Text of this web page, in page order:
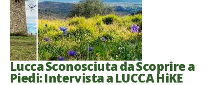
Lucca Sconosciuta da Scoprire a
Piedi: Intervista a LUCCA HiKE